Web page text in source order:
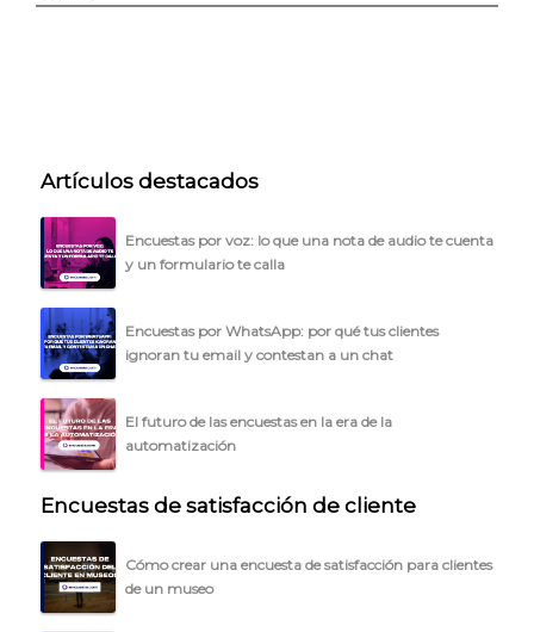
INICIO
CÓMO FUNCIONA
PLANTILLAS
PRECIOS
BLOG
ACCEDER →
Artículos destacados
Encuestas por voz: lo que una nota de audio te cuenta
y un formulario te calla
Encuestas por WhatsApp: por qué tus clientes
ignoran tu email y contestan a un chat
El futuro de las encuestas en la era de la
automatización
Encuestas de satisfacción de cliente
Cómo crear una encuesta de satisfacción para clientes
de un museo